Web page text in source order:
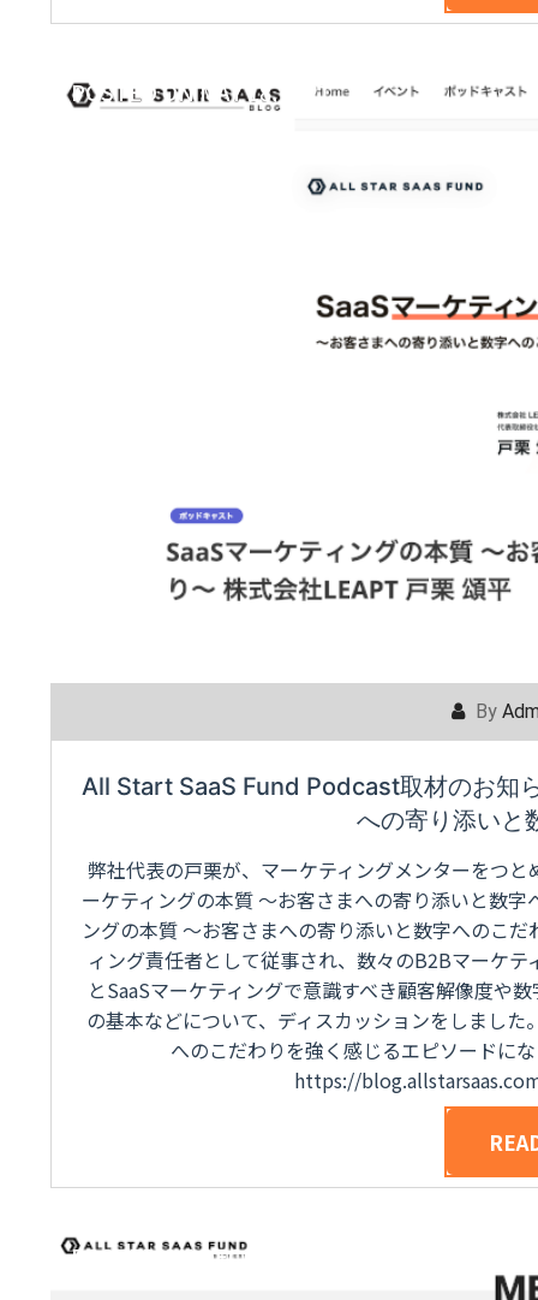
POSTED ONMAY 18, 2021
By
All Start SaaS Fund Podcast取材のお知
への寄り添いと
弊社代表の戸栗が、マーケティングメンターをつと
ーケティングの本質 〜お客さまへの寄り添いと数
ングの本質 〜お客さまへの寄り添いと数字へのこ
ィング責任者として従事され、数々のB2Bマーケ
とSaaSマーケティングで意識すべき顧客解像度や
の基本などについて、ディスカッションをしまし
へのこだわりを強く感じるエピソードに
https://
POSTED ONDECEMBER 14, 2020